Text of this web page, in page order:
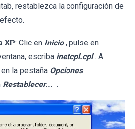
restablezca la configuración de
XP: Clic en Inicio , pulse en
escriba inetcpl.cpl . A
la pestaña Opciones
Restablecer... .